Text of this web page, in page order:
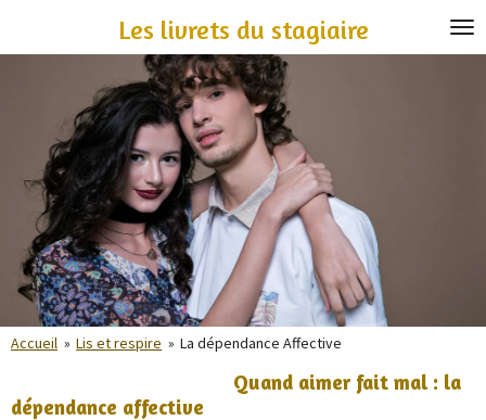
Les livrets du stagiaire
Accueil » Lis et respire » La dépendance Affective
Quand aimer fait mal : la
dépendance affective